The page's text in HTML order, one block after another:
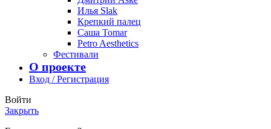
Илья Slak
Крепкий палец
Саша Tomar
Petro Aesthetics
Фестивали
О проекте
Вход / Регистрация
Войти
Закрыть